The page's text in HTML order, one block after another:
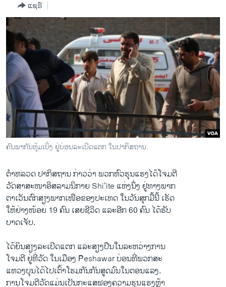
ໂລກ
ເອເຊຍ
ອິດສະຫຼະພາບດ້ານການຂ່າວ
ຊີວິດຊາວລາວ
ຊຸມຊົນຊາວລາວ
ວິທະຍາສາດ-ເທັກໂນໂລຈີ
ທຸລະກິດ
ພາສາອັງກິດ
ສຽງ
ລາຍການກະຈາຍສຽງ
ລາຍງານ
ຕິດຕາມພວກເຮົາ ທີ່
ພາສາຕ່າງໆ
ແຊຣ໌
ຄົນພາກັນຫຸ້ມເບິ່ງ ຢູ່ບ່ອນລະເບີດແຕກ ໃນປາກິສຖານ.
ຕຳຫລວດ ປາ​ກິ​ສຖານ ກ່າວ​ວ່າ ພວກ​ຫົວ​ຮຸນ​ແຮງ​ໄດ້​ໂຈມ​ຕີ
ວັດ​ສາສະໜາອິສລາມນິກາຍ Shi’ite ​ແຫ່ງ​ນຶ່ງ ຢູ່​ທາງ​ພາກ​
ຕາເວັນ​ຕົກ​ສຽງພາກ​ເໜືອ​ຂອງປະເທດ ​ໃນ​ວັນ​ສຸກ​ມື້​ນີ້ ​ເຮັດ​
ໃຫ້ຢ່າງ​ໜ້ອຍ 19 ຄົນ ​ເສຍ​ຊີວິດ ແລະອີກ 60 ຄົນ ​ໄດ້​ຮັບ​
ບາດ​ເຈັບ.
​ໄດ້​ຍິນ​ສຽງ​ລະ​ເບີດແຕກ ​ແລະ​ສຽງ​ປືນ​ໃນ​ລະຫວ່າງ​ການ​
ໂຈມ​ຕີ ຢູ່​ທີ່​ວັດ ​ໃນ​ເມືອງ Peshawar ບ່ອນ​ທີ່​ພວກ​ສະ
ແຫວງບຸນ​ໄດ້​ໄປເຕົ້າໂຮມກັນ​ກັນ​ສູດ​ມົນ​ໃນຕອນ​ແລງ.
ການ​ໂຈມ​ຕີ​ວັດ​ແມ່ນເປັນກະແສຟອງຄວາມຮຸນແຮງຫຼ້າ